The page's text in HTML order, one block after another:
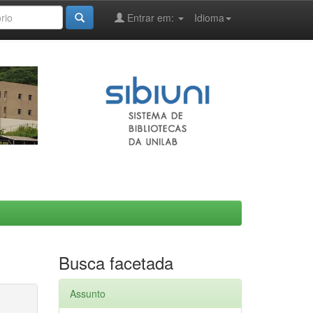
Idioma
Entrar em:
Busca facetada
Assunto